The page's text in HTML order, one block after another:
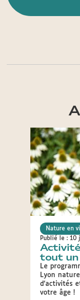
Nature en
Publié le : 10
tout un
Le
Lyon
d'activités
votre âge !